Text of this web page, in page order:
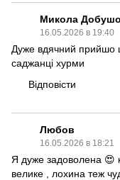
Микола
16.05.2026 в 19:40
Дуже вдячний прийшо
саджанці хурми
Відповісти
Любов
16.05.2026 в 18:21
Я дуже задоволена 😍
велике , лохина теж